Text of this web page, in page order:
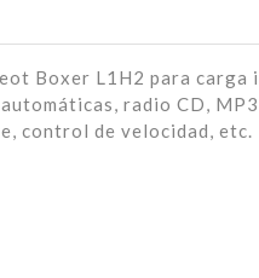
Boxer L1H2 para carga
radio CD,
control de velocidad, etc.